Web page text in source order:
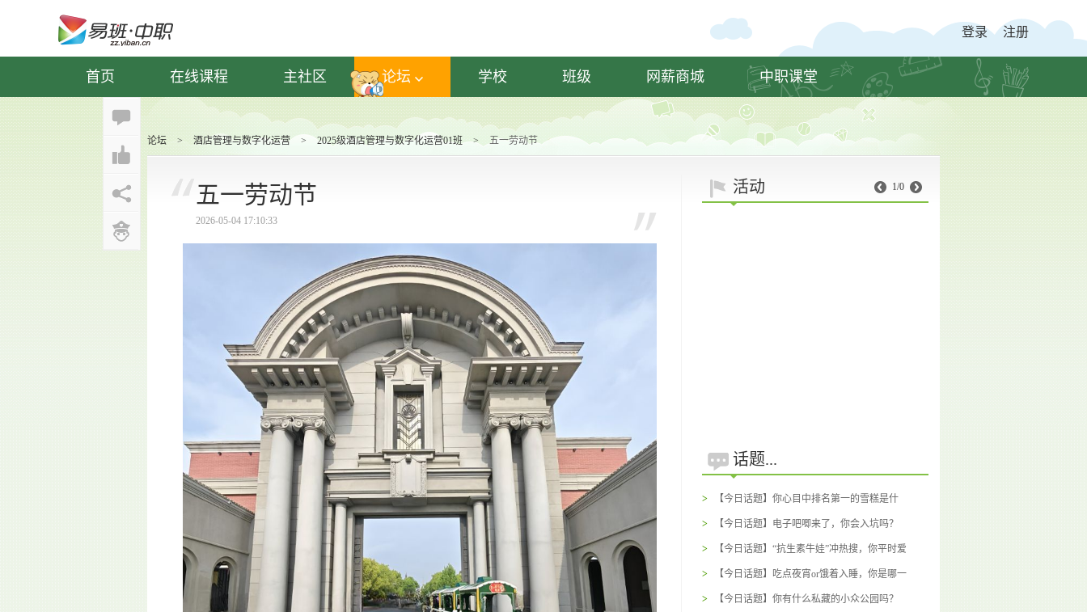
登录 注册
首页 在线课程 主社区 论坛 学校 班级 网薪商城 中职课堂
论坛 > 酒店管理与数字化运营 > 2025级酒店管理与数字化运营01班 > 五一劳动节
五一劳动节
2026-05-04 17:10:33
活动 1/0
话题...
>
【今日话题】你心目中排名第一的雪糕是什
么？ (1回应)
>
【今日话题】电子吧唧来了，你会入坑吗？
(1回应)
>
【今日话题】“抗生素牛娃”冲热搜，你平时爱
吃吗？ (1回应)
>
【今日话题】吃点夜宵or饿着入睡，你是哪一
种？ (1回应)
>
【今日话题】你有什么私藏的小众公园吗？